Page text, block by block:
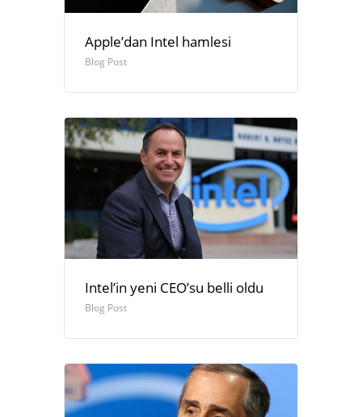
Apple’dan Intel hamlesi
Blog Post
Intel’in yeni CEO’su belli oldu
Blog Post